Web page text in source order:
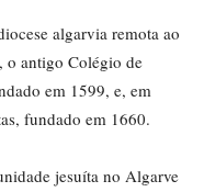
algarvia remota ao
o antigo Colégio de
em 1599, e, em
fundado em 1660.
jesuíta no Algarve